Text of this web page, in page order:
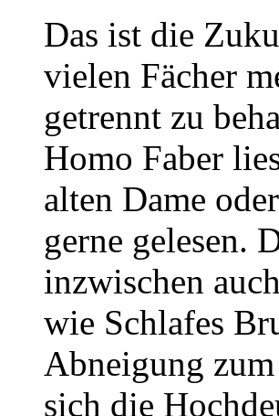
Das ist die
vielen Fächer
getrennt zu
Homo Faber
alten Dame
gerne gelesen.
inzwischen
wie Schlafes
Abneigung
sich die